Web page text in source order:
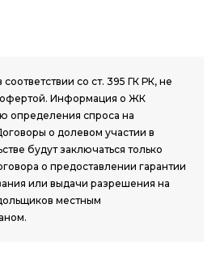
со ст. 395 ГК РК, не
офертой. Информация о ЖК
определения спроса на
о долевом участии в
будут заключаться только
о предоставлении гарантии
или выдачи разрешения на
местным